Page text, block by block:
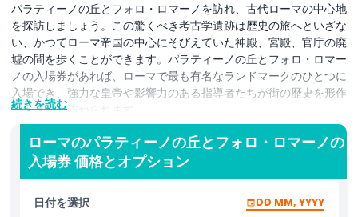
パラティーノの丘とフォロ・ロマーノを訪れ、古代ローマの中心地
を探訪しましょう。この驚くべき考古学遺跡は歴史の旅へといざな
い、かつてローマ帝国の中心にそびえていた神殿、宮殿、官庁の廃
墟の間を歩くことができます。パラティーノの丘とフォロ・ロマー
ノの入場券があれば、ローマで最も有名なランドマークのひとつに
入場でき、強力な皇帝や影響力のある指導者たちが街の歴史を形作
った場所を訪ねられます。
パラティーノの丘はローマ発祥の地として知られています。伝説に
よれば、ロムルスがこの地に都市を建設したとされ、最も重要な史
跡の一つになっています。廃墟を歩けば、皇帝の宮殿の残骸や古代
が見られます。パラティーノの丘は、賑やかなローマの街並みから
続きを読む
ローマのパラティーノの丘とフォロ・ロマーノの
入場券 価格とオプション
日付を選択 DD MM, YYYY